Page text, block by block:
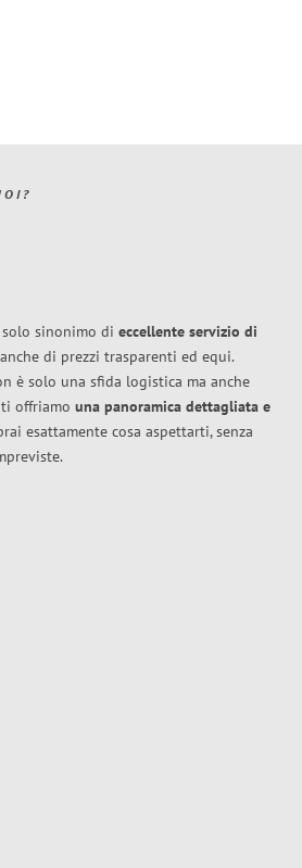
solo sinonimo di eccellente servizio di
di prezzi trasparenti ed equi.
è solo una sfida logistica ma anche
offriamo una panoramica dettagliata e
esattamente cosa aspettarti, senza